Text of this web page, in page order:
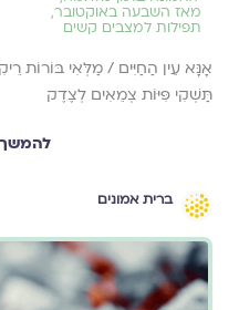
מאז השבעה באוקטובר,
תפילות למצבים קשים
אָנָּא עֵין הַחַיִּים / מַלְּאִי בּוֹרוֹת
תַּשְׁקִי פִּיּוֹת צְמֵאִים לְצֶדֶק
להמשך
ברית אמונים